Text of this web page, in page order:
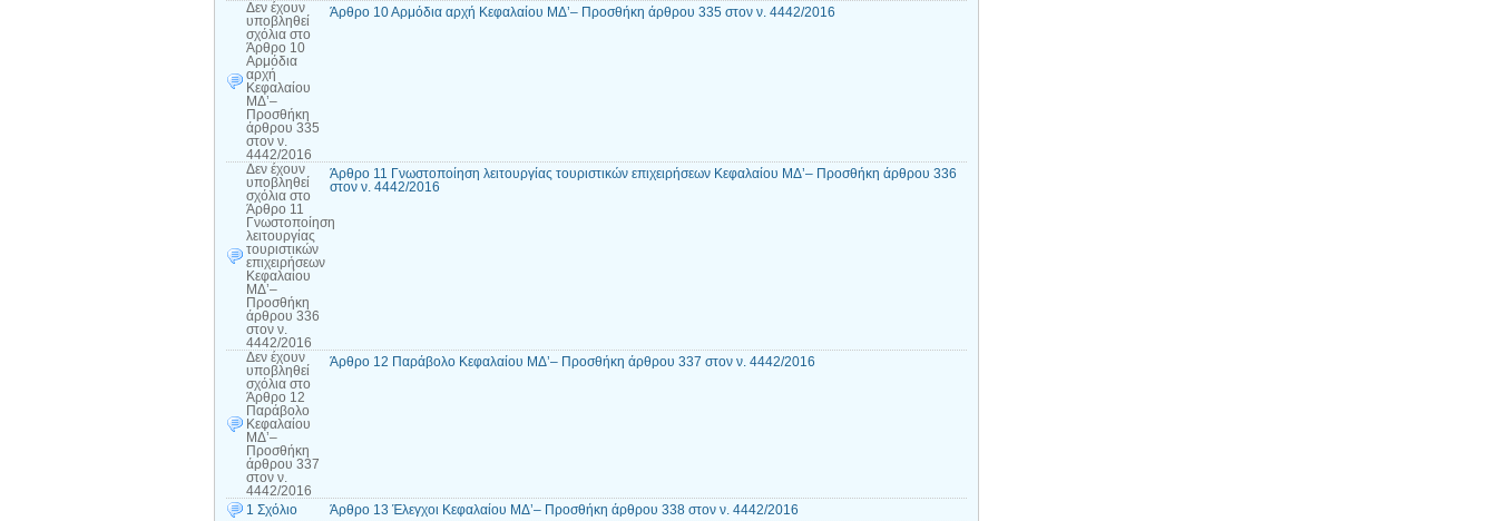
Δεν έχουν
υποβληθεί
σχόλια στο
Άρθρο 10
Αρμόδια
αρχή
Κεφαλαίου
ΜΔ’–
Προσθήκη
άρθρου 335
στον ν.
4442/2016
Άρθρο 10 Αρμόδια αρχή Κεφαλαίου ΜΔ’– Προσθήκη άρθρου 335 στον ν. 4442/2016
Δεν έχουν
υποβληθεί
σχόλια στο
Άρθρο 11
Γνωστοποίηση
λειτουργίας
τουριστικών
επιχειρήσεων
Κεφαλαίου
ΜΔ’–
Προσθήκη
άρθρου 336
στον ν.
4442/2016
Άρθρο 11 Γνωστοποίηση λειτουργίας τουριστικών επιχειρήσεων Κεφαλαίου ΜΔ’– Προσθήκη άρθρου 336
στον ν. 4442/2016
Δεν έχουν
υποβληθεί
σχόλια στο
Άρθρο 12
Παράβολο
Κεφαλαίου
ΜΔ’–
Προσθήκη
άρθρου 337
στον ν.
4442/2016
Άρθρο 12 Παράβολο Κεφαλαίου ΜΔ’– Προσθήκη άρθρου 337 στον ν. 4442/2016
1 Σχόλιο
Άρθρο 13 Έλεγχοι Κεφαλαίου ΜΔ’– Προσθήκη άρθρου 338 στον ν. 4442/2016